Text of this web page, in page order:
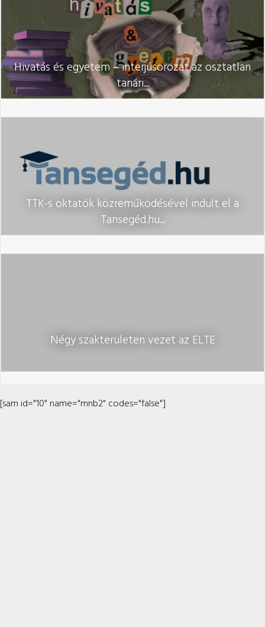
Hivatás és egyetem – interjúsorozat az osztatlan
tanári...
TTK-s oktatók közreműködésével indult el a
Tansegéd.hu...
Négy szakterületen vezet az ELTE
[sam id="10" name="mnb2" codes="false"]